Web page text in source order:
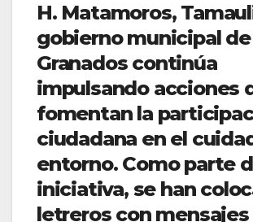
H. Matamoros,
gobierno municipal
Granados continúa
impulsando acciones
fomentan la
ciudadana en el
entorno. Como parte
iniciativa, se han
letreros con mensajes